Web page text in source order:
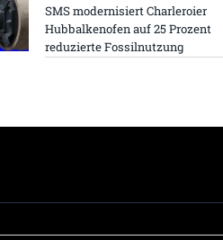
SMS modernisiert Charleroier
Hubbalkenofen auf 25 Prozent
reduzierte Fossilnutzung